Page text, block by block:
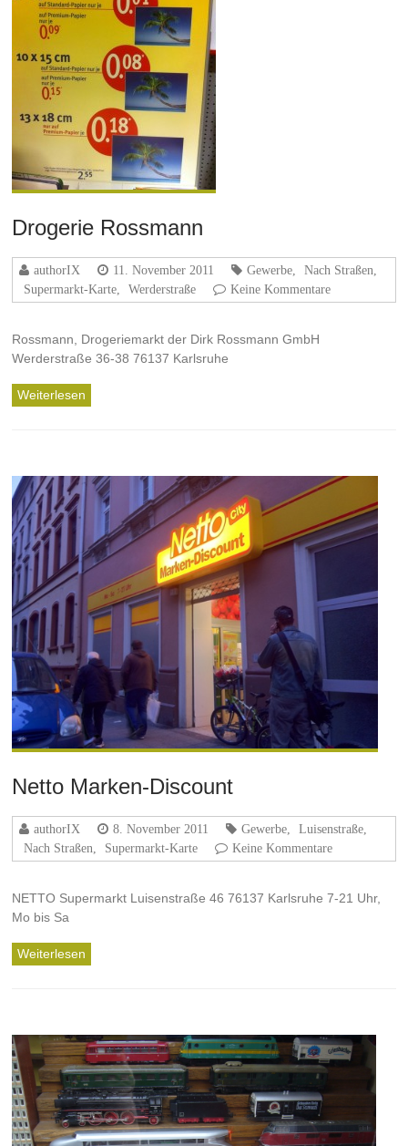
Drogerie Rossmann
authorIX 11. November 2011 Gewerbe Nach Straßen
Supermarkt-Karte
Werderstraße Keine Kommentare
Rossmann, Drogeriemarkt der Dirk Rossmann GmbH
Werderstraße 36-38 76137 Karlsruhe
Weiterlesen
Netto Marken-Discount
authorIX 8. November 2011 Gewerbe Luisenstraße
Nach Straßen
Supermarkt-Karte Keine Kommentare
NETTO Supermarkt Luisenstraße 46 76137 Karlsruhe 7-21 Uhr,
Mo bis Sa
Weiterlesen